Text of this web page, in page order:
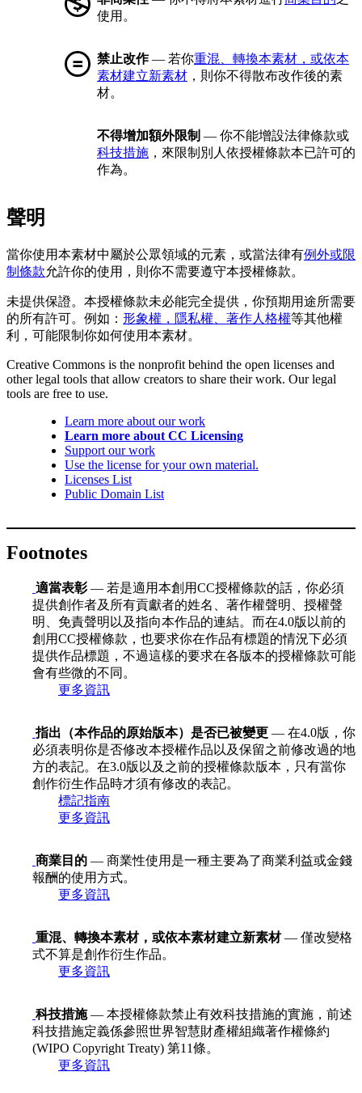
使用。
禁止改作— 若你重混、轉換本素材，或依本
素材建立新素材 ，則你不得散布改作後的素
材。
不得增加額外限制 — 你不能增設法律條款或
科技措施 ，來限制別人依授權條款本已許可的
作為。
聲明
當你使用本素材中屬於公眾領域的元素，或當法律有例外或限
制條款允許你的使用，則你不需要遵守本授權條款。
未提供保證。本授權條款未必能完全提供，你預期用途所需要
的所有許可。例如： 形象權，隱私權、著作人格權等其他權
利，可能限制你如何使用本素材。
Creative Commons is the nonprofit behind the open licenses and
other legal tools that allow creators to share their work. Our legal
tools are free to use.
Learn more about our work
Learn more about CC Licensing
Support our work
Use the license for your own material.
Licenses List
Public Domain List
Footnotes
適當表彰— 若是適用本創用CC授權條款的話，你必須
提供創作者及所有貢獻者的姓名、著作權聲明、授權聲
明、免責聲明以及指向本作品的連結。而在4.0版以前的
創用CC授權條款，也要求你在作品有標題的情況下必須
提供作品標題，不過這樣的要求在各版本的授權條款可能
會有些微的不同。
更多資訊
指出（本作品的原始版本）是否已被變更 — 在4.0版，你
必須表明你是否修改本授權作品以及保留之前修改過的地
方的表記。在3.0版以及之前的授權條款版本，只有當你
創作衍生作品時才須有修改的表記。
標記指南
更多資訊
商業目的 — 商業性使用是一種主要為了商業利益或金錢
報酬的使用方式。
更多資訊
重混、轉換本素材，或依本素材建立新素材— 僅改變格
式不算是創作衍生作品。
更多資訊
科技措施— 本授權條款禁止有效科技措施的實施，前述
科技措施定義係參照世界智慧財產權組織著作權條約
(WIPO Copyright Treaty) 第11條。
更多資訊